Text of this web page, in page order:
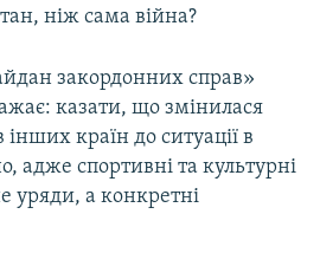
ніж сама війна?
закордонних справ»
казати, що змінилася
інших країн до ситуації в
адже спортивні та культурні
уряди, а конкретні